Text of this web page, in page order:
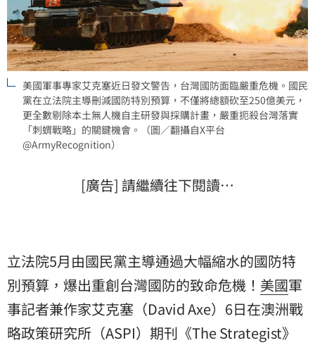
美國軍事專家艾克塞近日發文警告，台灣國防面臨嚴重危機。國民
黨在立法院主導刪減國防特別預算，不僅將總額砍至250億美元，
更全數剔除本土無人機自主研發與採購計畫，嚴重扼殺台灣落實
「刺蝟戰略」的關鍵機會。（圖／翻攝自X平台
@ArmyRecognition）
[廣告] 請繼續往下閱讀…
立法院5月由國民黨主導通過大幅縮水的國防特
別預算，爆出重創台灣國防的致命危機！ 美國軍
事記者兼作家艾克塞（David Axe）6日在澳洲戰
略政策研究所（ASPI）期刊《The Strategist》